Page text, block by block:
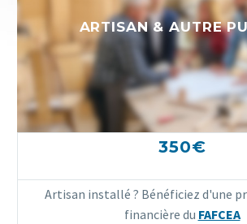
ARTISAN & AUTRE
350€
Artisan installé ? Bénéficiez d'une
financière du FAFCEA